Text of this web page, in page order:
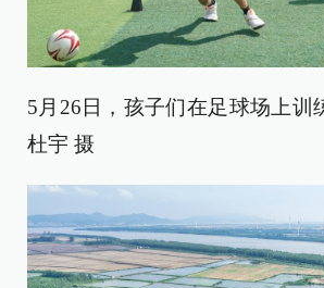
5月26日，孩子们在足球场上训
杜宇 摄